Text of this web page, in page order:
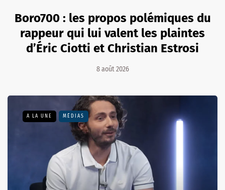
Boro700 : les propos polémiques du
rappeur qui lui valent les plaintes
d’Éric Ciotti et Christian Estrosi
8 août 2026
A LA UNE MÉDIAS